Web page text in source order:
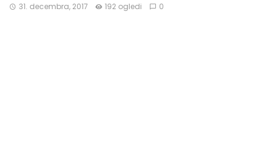
31. decembra, 2017 192 ogledi 0